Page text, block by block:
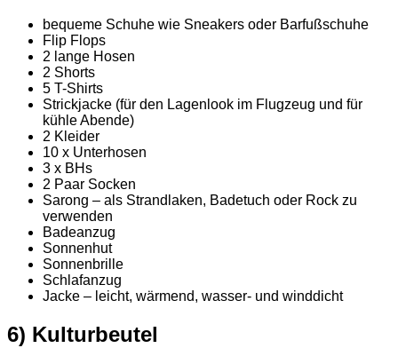
bequeme Schuhe wie Sneakers oder Barfußschuhe
Flip Flops
2 lange Hosen
2 Shorts
5 T-Shirts
Strickjacke (für den Lagenlook im Flugzeug und für
kühle Abende)
2 Kleider
10 x Unterhosen
3 x BHs
2 Paar Socken
Sarong – als Strandlaken, Badetuch oder Rock zu
verwenden
Badeanzug
Sonnenhut
Sonnenbrille
Schlafanzug
Jacke – leicht, wärmend, wasser- und winddicht
6) Kulturbeutel